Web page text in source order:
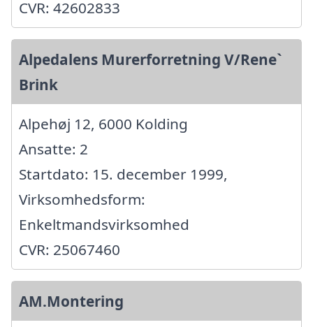
CVR: 42602833
Alpedalens Murerforretning V/Rene`
Brink
Alpehøj 12, 6000 Kolding
Ansatte: 2
Startdato: 15. december 1999,
Virksomhedsform:
Enkeltmandsvirksomhed
CVR: 25067460
AM.Montering